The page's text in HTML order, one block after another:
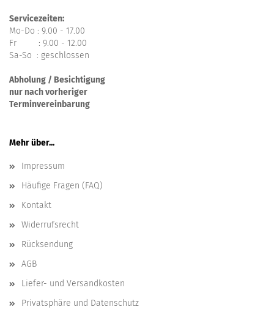
Servicezeiten:
Mo-Do : 9.00 - 17.00
Fr : 9.00 - 12.00
Sa-So : geschlossen
Abholung / Besichtigung
nur nach vorheriger
Terminvereinbarung
Mehr über...
Impressum
Häufige Fragen (FAQ)
Kontakt
Widerrufsrecht
Rücksendung
AGB
Liefer- und Versandkosten
Privatsphäre und Datenschutz